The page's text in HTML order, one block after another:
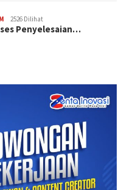
2526 Dilihat
Penyelesaian…